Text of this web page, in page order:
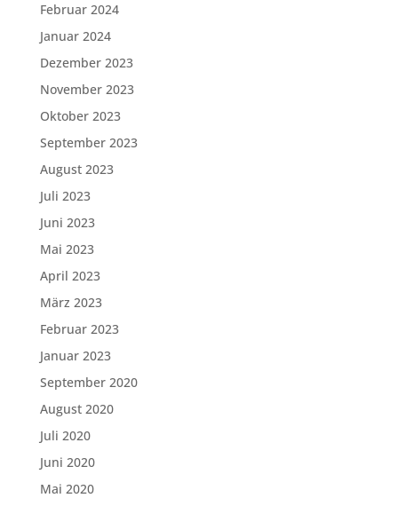
Februar 2024
Januar 2024
Dezember 2023
November 2023
Oktober 2023
September 2023
August 2023
Juli 2023
Juni 2023
Mai 2023
April 2023
März 2023
Februar 2023
Januar 2023
September 2020
August 2020
Juli 2020
Juni 2020
Mai 2020